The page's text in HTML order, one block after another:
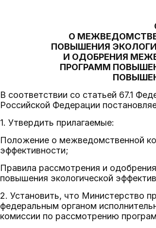
О
ПОВЫШЕНИЯ
И ОДОБРЕНИЯ
ПРОГРАММ
В соответствии со статьей 67.1
Российской Федерации
1. Утвердить прилагаемые:
Положение о межведомственной
эффективности;
Правила рассмотрения и
повышения экологической
2. Установить, что Министерство
федеральным органом
комиссии по рассмотрению